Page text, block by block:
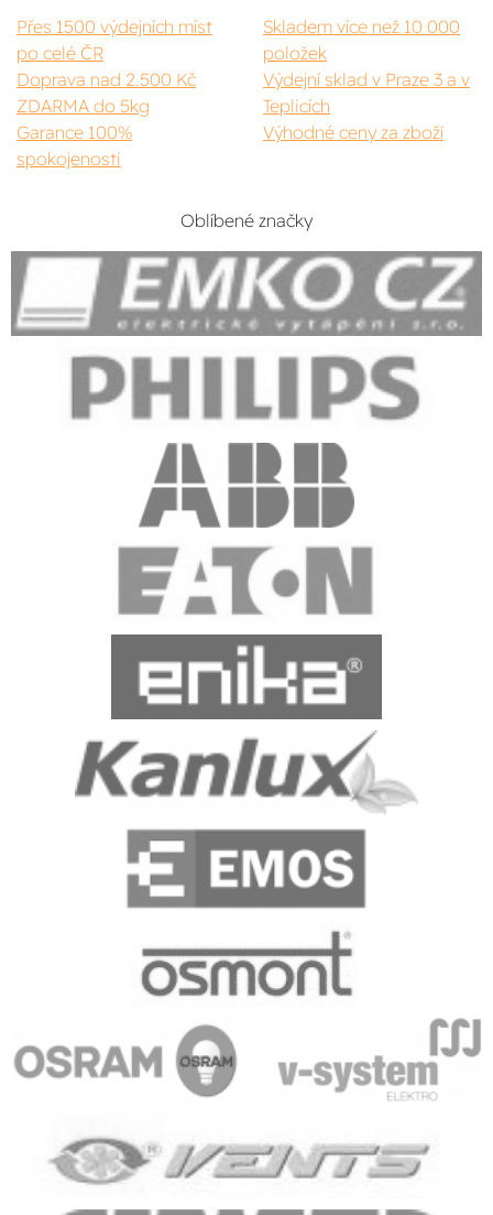
Přes 1500 výdejních míst
po celé ČR
Skladem více než 10 000
položek
Doprava nad 2.500 Kč
ZDARMA do 5kg
Výdejní sklad v Praze 3 a v
Teplicích
Garance 100%
spokojenosti
Výhodné ceny za zboží
Oblíbené značky